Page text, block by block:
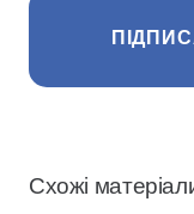
Схожі